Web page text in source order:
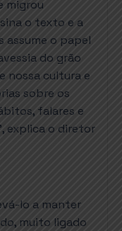
migrou
o texto e a
assume o papel
do grão
nossa cultura e
sobre os
falares e
explica o diretor
lo a manter
muito ligado